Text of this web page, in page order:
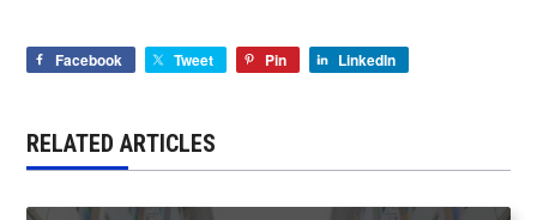
Facebook Tweet Pin LinkedIn
RELATED ARTICLES